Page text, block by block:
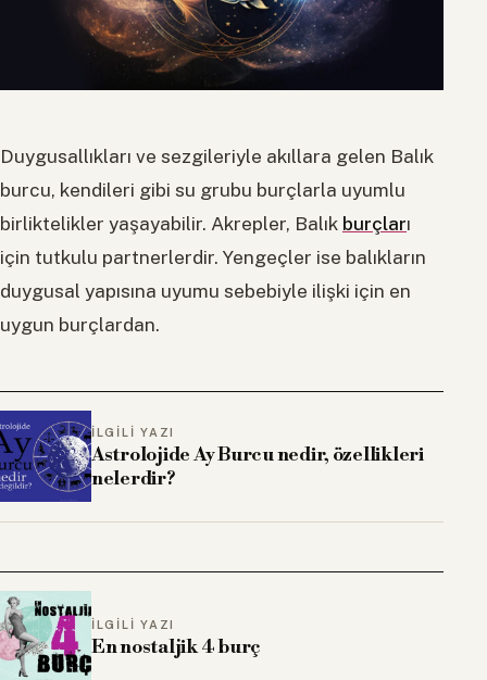
Duygusallıkları ve sezgileriyle akıllara gelen Balık
burcu, kendileri gibi su grubu burçlarla uyumlu
birliktelikler yaşayabilir. Akrepler, Balık burçları
için tutkulu partnerlerdir. Yengeçler ise balıkların
duygusal yapısına uyumu sebebiyle ilişki için en
uygun burçlardan.
İLGILI YAZI
Astrolojide Ay Burcu nedir, özellikleri
nelerdir?
İLGILI YAZI
En nostaljik 4 burç